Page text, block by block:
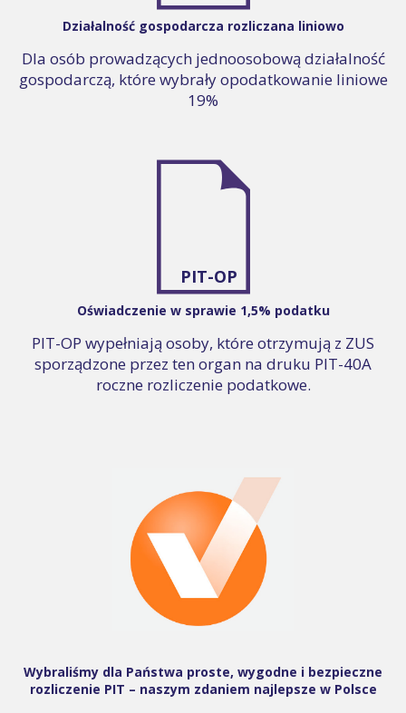
Działalność gospodarcza rozliczana liniowo
Dla osób prowadzących jednoosobową działalność
gospodarczą, które wybrały opodatkowanie liniowe
19%
PIT-OP
Oświadczenie w sprawie 1,5% podatku
PIT-OP wypełniają osoby, które otrzymują z ZUS
sporządzone przez ten organ na druku PIT-40A
roczne rozliczenie podatkowe.
Wybraliśmy dla Państwa proste, wygodne i bezpieczne
rozliczenie PIT – naszym zdaniem najlepsze w Polsce